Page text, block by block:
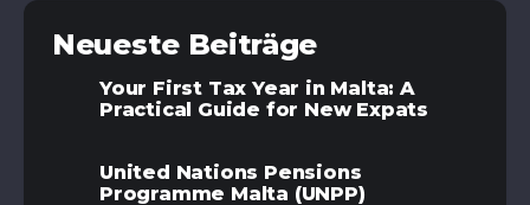
Neueste Beiträge
Your First Tax Year in Malta: A
Practical Guide for New Expats
United Nations Pensions
Programme Malta (UNPP)